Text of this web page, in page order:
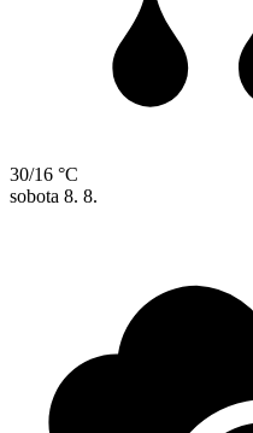
30/16 °C
sobota 8. 8.